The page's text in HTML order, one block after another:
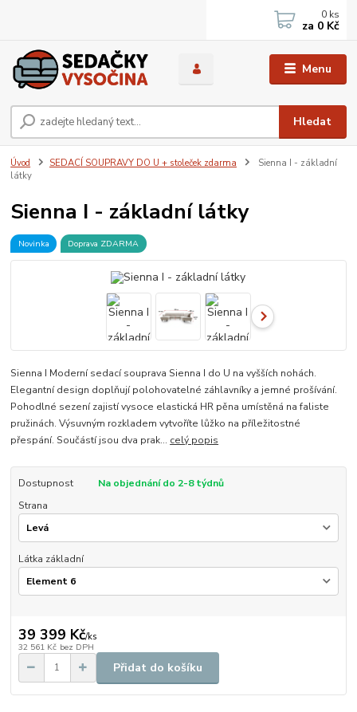
Menu
Hledat
0 ks
za 0 Kč
Úvod SEDACÍ SOUPRAVY DO U + stoleček zdarma
Sienna I - základní
látky
Sienna I - základní látky
Novinka Doprava ZDARMA
Sienna I Moderní sedací souprava Sienna I do U na vyšších nohách.
Elegantní design doplňují polohovatelné záhlavníky a jemné prošívání.
Pohodlné sezení zajistí vysoce elastická HR pěna umístěná na faliste
pružinách. Výsuvným rozkladem vytvoříte lůžko na příležitostné
přespání. Součástí jsou dva prak... celý popis
Dostupnost
Na objednání do 2-8 týdnů
Strana
Látka základní
39 399 Kč/ks
32 561 Kč bez DPH
Přidat do košíku